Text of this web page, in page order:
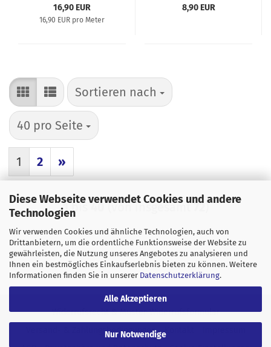
Diese Webseite verwendet Cookies und andere
Technologien
Wir verwenden Cookies und ähnliche Technologien, auch von
Drittanbietern, um die ordentliche Funktionsweise der Website zu
gewährleisten, die Nutzung unseres Angebotes zu analysieren und
Ihnen ein bestmögliches Einkaufserlebnis bieten zu können. Weitere
Informationen finden Sie in unserer Datenschutzerklärung.
Alle Akzeptieren
Nur Notwendige
16,90 EUR
16,90 EUR pro Meter
8,90 EUR
Sortieren nach
Sortieren nach
40 pro Seite
pro Seite
1 2 »
1bis40(von insgesamt72 )
Widerrufsrecht & Muster-Widerrufsformular
Versand- & Zahlungsbedingungen
Kontakt